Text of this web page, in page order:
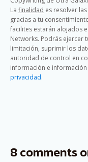
La finalidad es resolver
gracias a tu
facilites estarán alojados
Networks. Podrás ejercer
limitación, suprimir los
autoridad de control en
información e
privacidad.
8 comments